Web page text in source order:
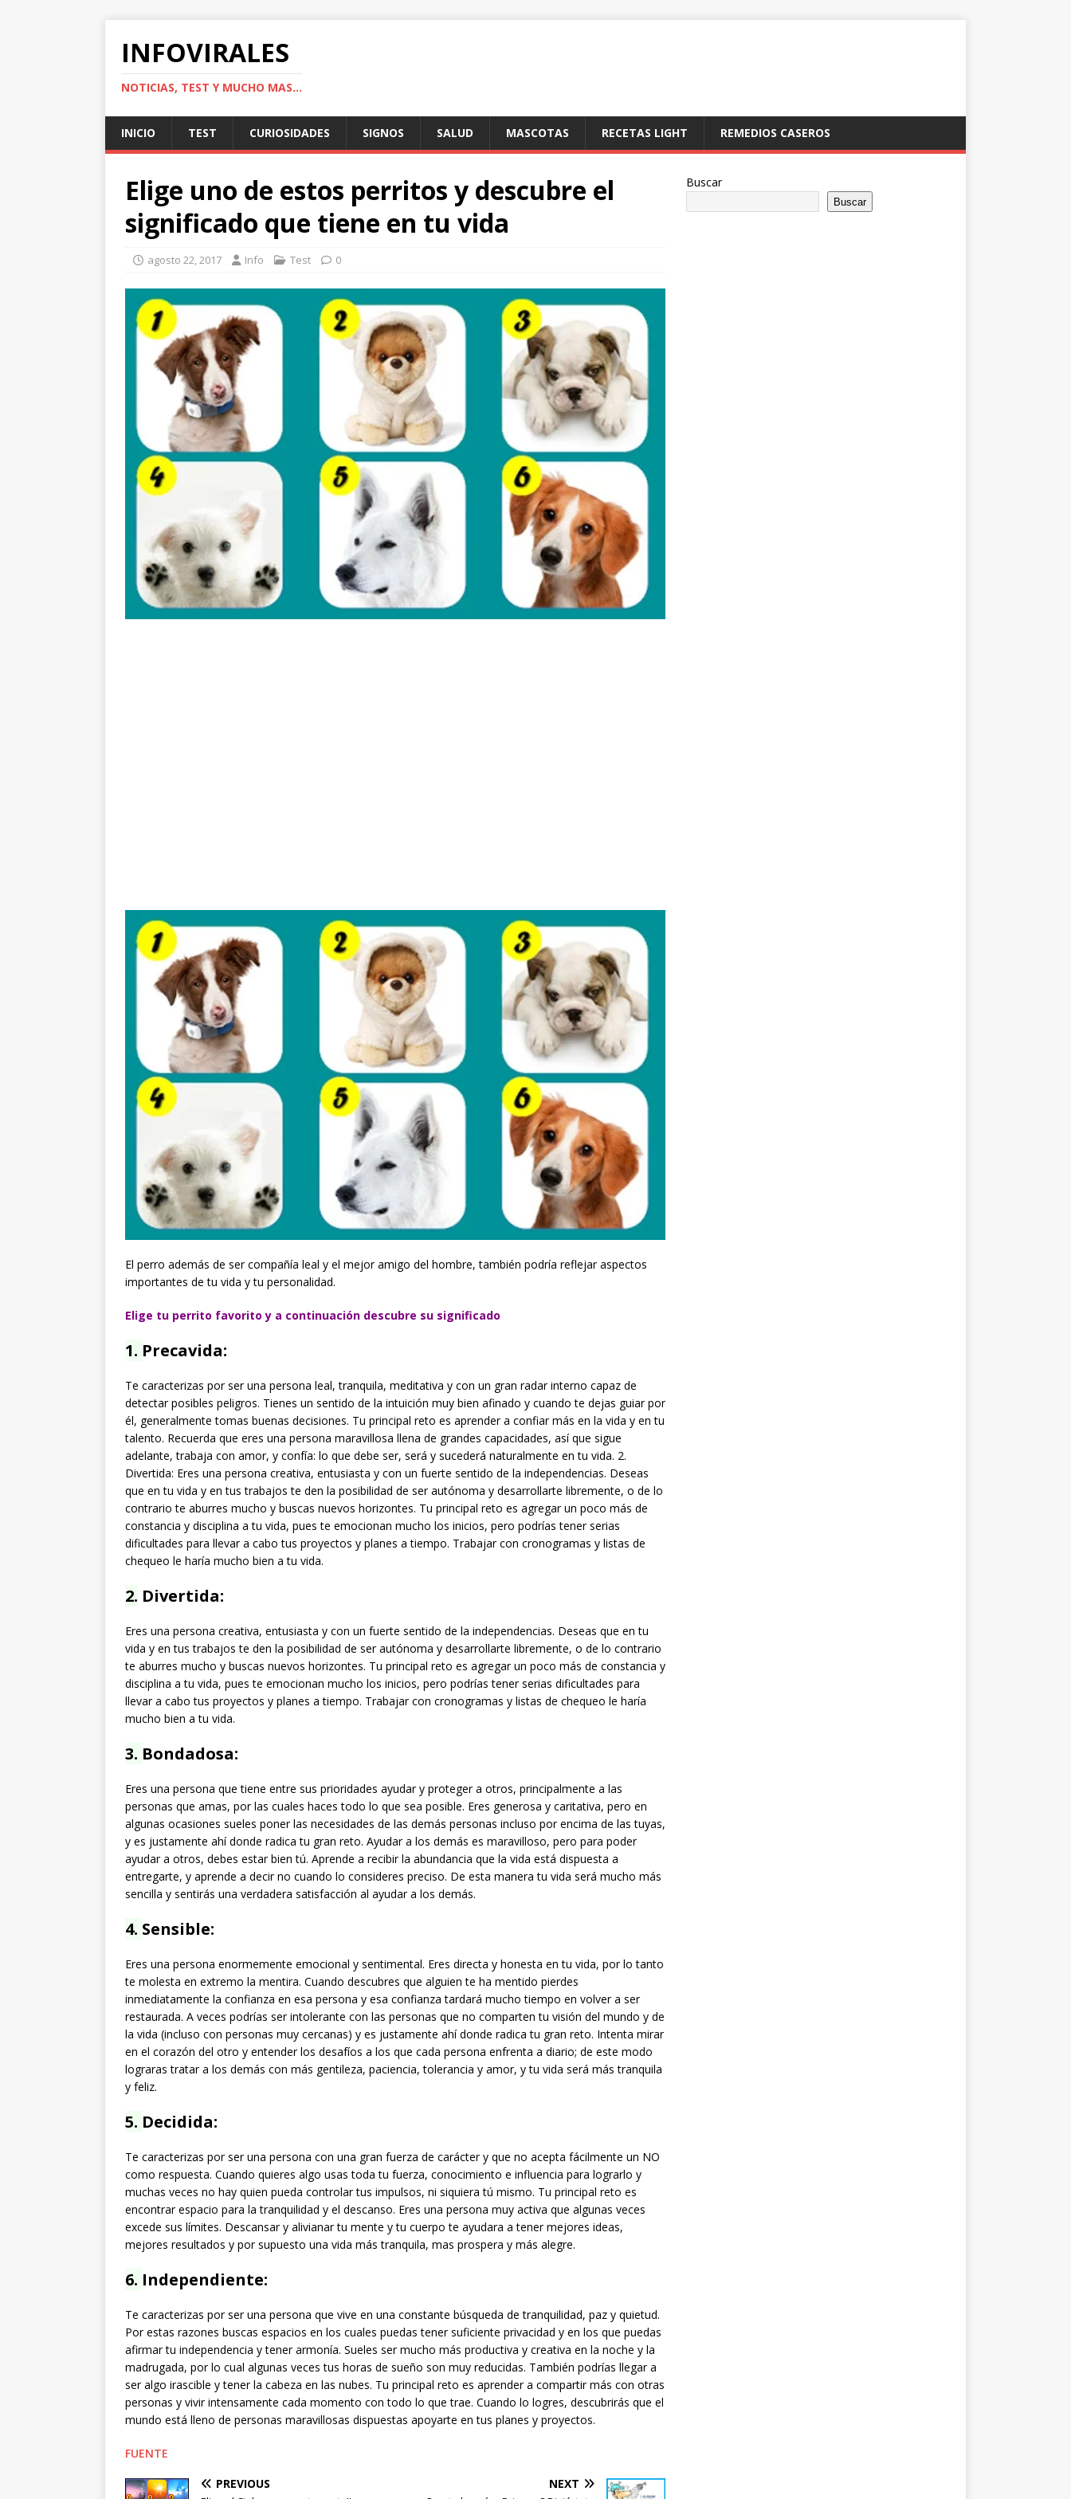
INFOVIRALES
NOTICIAS, TEST Y MUCHO MAS...
INICIO TEST CURIOSIDADES SIGNOS SALUD MASCOTAS RECETAS LIGHT REMEDIOS CASEROS
Elige uno de estos perritos y descubre el
significado que tiene en tu vida
agosto 22, 2017 Info Test 0
El perro además de ser compañía leal y el mejor amigo del hombre, también podría reflejar aspectos
importantes de tu vida y tu personalidad.
Elige tu perrito favorito y a continuación descubre su significado
1. Precavida:
Te caracterizas por ser una persona leal, tranquila, meditativa y con un gran radar interno capaz de
detectar posibles peligros. Tienes un sentido de la intuición muy bien afinado y cuando te dejas guiar por
él, generalmente tomas buenas decisiones. Tu principal reto es aprender a confiar más en la vida y en tu
talento. Recuerda que eres una persona maravillosa llena de grandes capacidades, así que sigue
adelante, trabaja con amor, y confía: lo que debe ser, será y sucederá naturalmente en tu vida. 2.
Divertida: Eres una persona creativa, entusiasta y con un fuerte sentido de la independencias. Deseas
que en tu vida y en tus trabajos te den la posibilidad de ser autónoma y desarrollarte libremente, o de lo
contrario te aburres mucho y buscas nuevos horizontes. Tu principal reto es agregar un poco más de
constancia y disciplina a tu vida, pues te emocionan mucho los inicios, pero podrías tener serias
dificultades para llevar a cabo tus proyectos y planes a tiempo. Trabajar con cronogramas y listas de
chequeo le haría mucho bien a tu vida.
2. Divertida:
Eres una persona creativa, entusiasta y con un fuerte sentido de la independencias. Deseas que en tu
vida y en tus trabajos te den la posibilidad de ser autónoma y desarrollarte libremente, o de lo contrario
te aburres mucho y buscas nuevos horizontes. Tu principal reto es agregar un poco más de constancia y
disciplina a tu vida, pues te emocionan mucho los inicios, pero podrías tener serias dificultades para
llevar a cabo tus proyectos y planes a tiempo. Trabajar con cronogramas y listas de chequeo le haría
mucho bien a tu vida.
3. Bondadosa:
Eres una persona que tiene entre sus prioridades ayudar y proteger a otros, principalmente a las
personas que amas, por las cuales haces todo lo que sea posible. Eres generosa y caritativa, pero en
algunas ocasiones sueles poner las necesidades de las demás personas incluso por encima de las tuyas,
y es justamente ahí donde radica tu gran reto. Ayudar a los demás es maravilloso, pero para poder
ayudar a otros, debes estar bien tú. Aprende a recibir la abundancia que la vida está dispuesta a
entregarte, y aprende a decir no cuando lo consideres preciso. De esta manera tu vida será mucho más
sencilla y sentirás una verdadera satisfacción al ayudar a los demás.
4. Sensible:
Eres una persona enormemente emocional y sentimental. Eres directa y honesta en tu vida, por lo tanto
te molesta en extremo la mentira. Cuando descubres que alguien te ha mentido pierdes
inmediatamente la confianza en esa persona y esa confianza tardará mucho tiempo en volver a ser
restaurada. A veces podrías ser intolerante con las personas que no comparten tu visión del mundo y de
la vida (incluso con personas muy cercanas) y es justamente ahí donde radica tu gran reto. Intenta mirar
en el corazón del otro y entender los desafíos a los que cada persona enfrenta a diario; de este modo
lograras tratar a los demás con más gentileza, paciencia, tolerancia y amor, y tu vida será más tranquila
y feliz.
5. Decidida:
Te caracterizas por ser una persona con una gran fuerza de carácter y que no acepta fácilmente un NO
como respuesta. Cuando quieres algo usas toda tu fuerza, conocimiento e influencia para lograrlo y
muchas veces no hay quien pueda controlar tus impulsos, ni siquiera tú mismo. Tu principal reto es
encontrar espacio para la tranquilidad y el descanso. Eres una persona muy activa que algunas veces
excede sus límites. Descansar y alivianar tu mente y tu cuerpo te ayudara a tener mejores ideas,
mejores resultados y por supuesto una vida más tranquila, mas prospera y más alegre.
6. Independiente:
Te caracterizas por ser una persona que vive en una constante búsqueda de tranquilidad, paz y quietud.
Por estas razones buscas espacios en los cuales puedas tener suficiente privacidad y en los que puedas
afirmar tu independencia y tener armonía. Sueles ser mucho más productiva y creativa en la noche y la
madrugada, por lo cual algunas veces tus horas de sueño son muy reducidas. También podrías llegar a
ser algo irascible y tener la cabeza en las nubes. Tu principal reto es aprender a compartir más con otras
personas y vivir intensamente cada momento con todo lo que trae. Cuando lo logres, descubrirás que el
mundo está lleno de personas maravillosas dispuestas apoyarte en tus planes y proyectos.
FUENTE
PREVIOUS
NEXT
Buscar
Buscar